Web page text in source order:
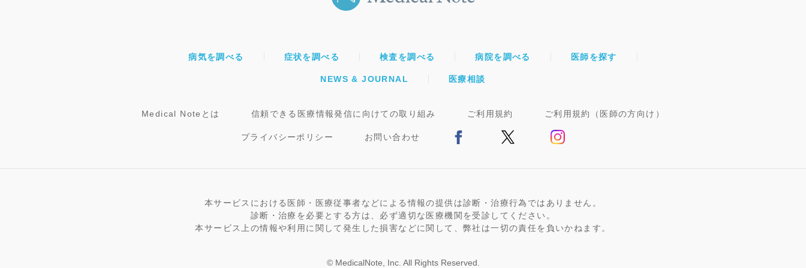
病気を調べる 症状を調べる 検査を調べる 病院を調べる 医師を探す
NEWS & JOURNAL 医療相談
Medical Noteとは 信頼できる医療情報発信に向けての取り組み ご利用規約 ご利用規約（医師の方向け）
プライバシーポリシー お問い合わせ
本サービスにおける医師・医療従事者などによる情報の提供は診断・治療行為ではありません。
診断・治療を必要とする方は、必ず適切な医療機関を受診してください。
本サービス上の情報や利用に関して発生した損害などに関して、弊社は一切の責任を負いかねます。
© MedicalNote, Inc. All Rights Reserved.